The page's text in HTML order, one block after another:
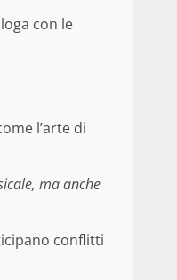
con le
l’arte di
ma anche
conflitti